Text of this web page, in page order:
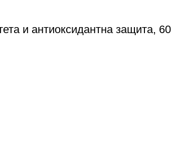
и антиоксидантна защита,